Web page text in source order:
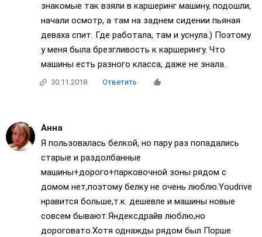
знакомые так взяли в каршеринг машину, подошли,
начали осмотр, а там на заднем сидении пьяная
деваха спит. Где работала, там и уснула.) Поэтому
у меня была брезгливость к каршерингу. Что
машины есть разного класса, даже не знала.
30.11.2018 Ответить
Анна
Я пользовалась белкой, но пару раз попадались
старые и раздолбанные
машины+дорого+парковочной зоны рядом с
домом нет,поэтому белку не очень люблю.Youdrive
нравится больше,т.к. дешевле и машины новые
совсем бывают.Яндексдрайв люблю,но
дороговато.Хотя однажды рядом был Порше